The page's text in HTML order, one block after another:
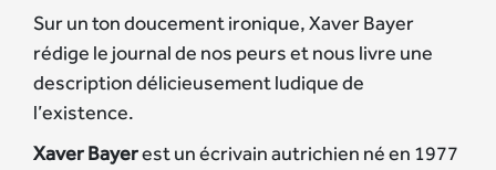
Sur un ton doucement ironique, Xaver Bayer
rédige le journal de nos peurs et nous livre une
description délicieusement ludique de
l’existence.
Xaver Bayerest un écrivain autrichien né en 1977